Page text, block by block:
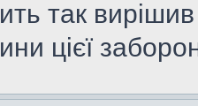
так
цієї